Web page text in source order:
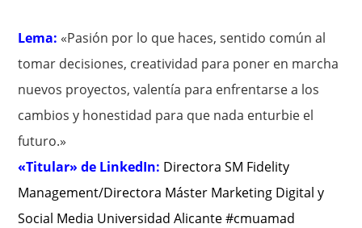
Lema: «Pasión por lo que haces, sentido común al
tomar decisiones, creatividad para poner en marcha
nuevos proyectos, valentía para enfrentarse a los
cambios y honestidad para que nada enturbie el
futuro.»
«Titular» de LinkedIn: Directora SM Fidelity
Management/Directora Máster Marketing Digital y
Social Media Universidad Alicante #cmuamad